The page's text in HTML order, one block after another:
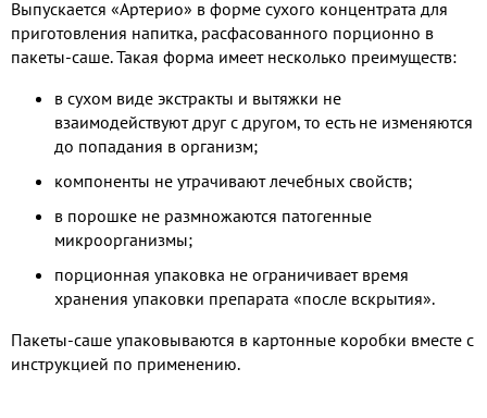
Выпускается «Артерио» в форме сухого концентрата для
приготовления напитка, расфасованного порционно в
пакеты-саше. Такая форма имеет несколько преимуществ:
в сухом виде экстракты и вытяжки не
взаимодействуют друг с другом, то есть не изменяются
до попадания в организм;
компоненты не утрачивают лечебных свойств;
в порошке не размножаются патогенные
микроорганизмы;
порционная упаковка не ограничивает время
хранения упаковки препарата «после вскрытия».
Пакеты-саше упаковываются в картонные коробки вместе с
инструкцией по применению.